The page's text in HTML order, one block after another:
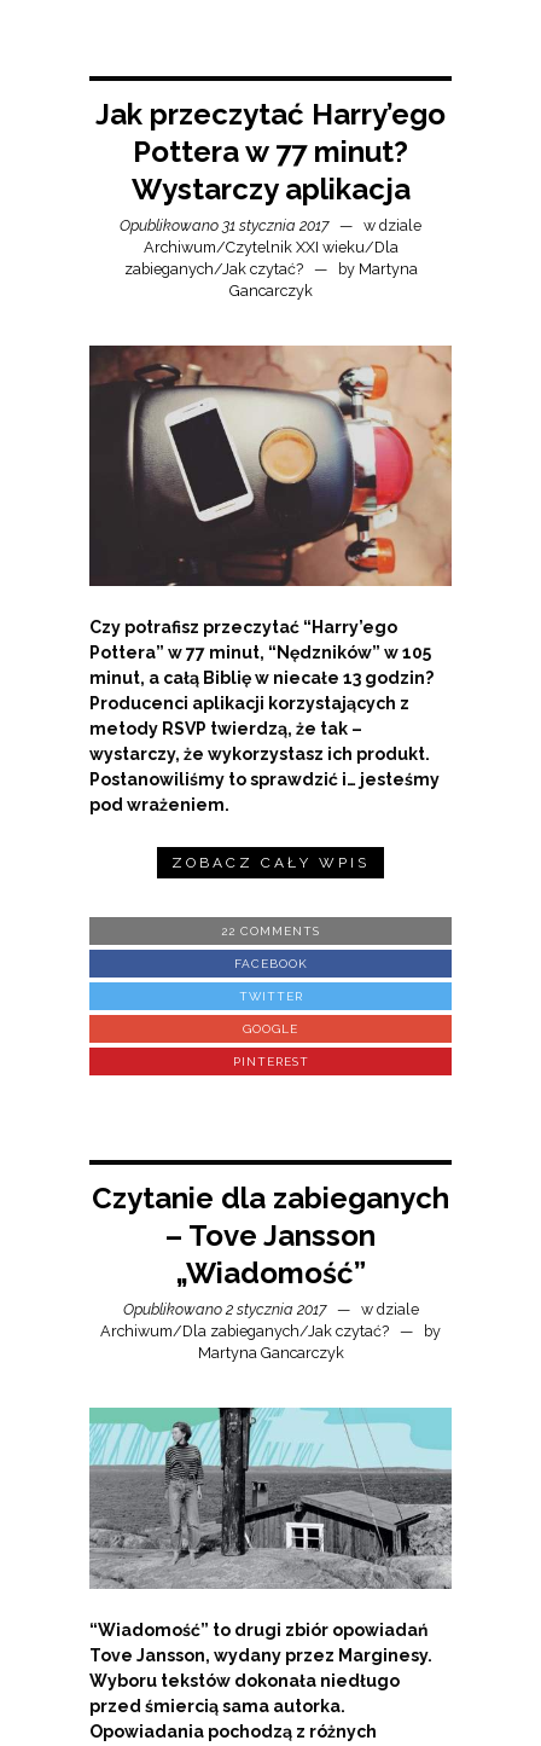
Jak przeczytać Harry’ego
Pottera w 77 minut?
Wystarczy aplikacja
Opublikowano 31 stycznia 2017
w dziale
Archiwum/Czytelnik XXI wieku/Dla
zabieganych/Jak czytać? by Martyna
Gancarczyk
Czy potrafisz przeczytać “Harry’ego
Pottera” w 77 minut, “Nędzników” w 105
minut, a całą Biblię w niecałe 13 godzin?
Producenci aplikacji korzystających z
metody RSVP twierdzą, że tak –
wystarczy, że wykorzystasz ich produkt.
Postanowiliśmy to sprawdzić i… jesteśmy
pod wrażeniem.
ZOBACZ CAŁY WPIS
22 COMMENTS
FACEBOOK
TWITTER
GOOGLE
PINTEREST
Czytanie dla zabieganych
– Tove Jansson
„Wiadomość”
Opublikowano 2 stycznia 2017
w dziale
Archiwum/Dla zabieganych/Jak czytać?
by
Martyna Gancarczyk
“Wiadomość” to drugi zbiór opowiadań
Tove Jansson, wydany przez Marginesy.
Wyboru tekstów dokonała niedługo
przed śmiercią sama autorka.
Opowiadania pochodzą z różnych